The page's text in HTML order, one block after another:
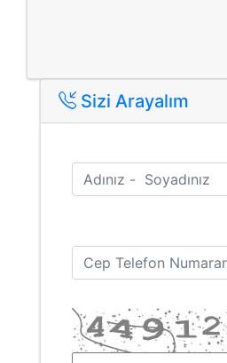
Sizi Arayalım